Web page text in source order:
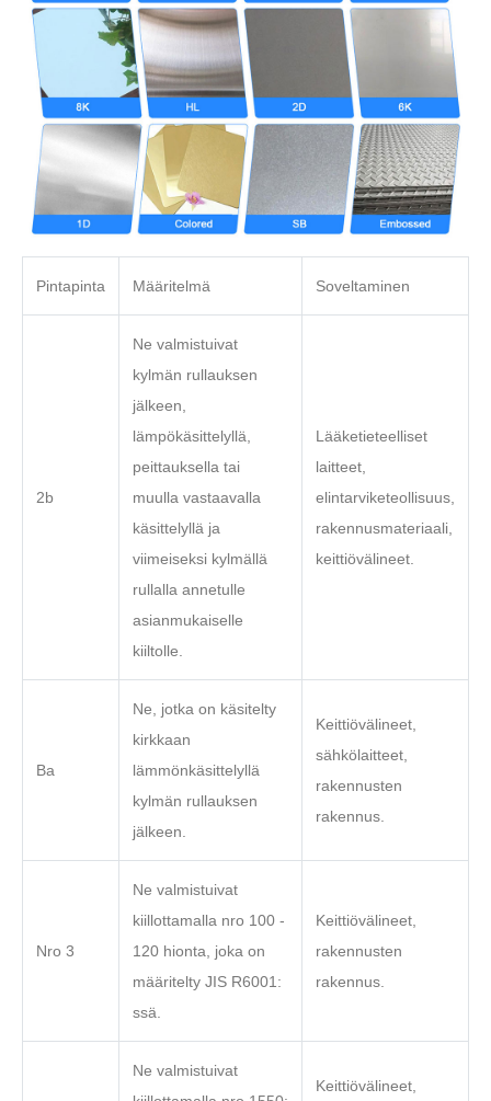
Pintapinta Määritelmä Soveltaminen
2b
Ne valmistuivat
kylmän rullauksen
jälkeen,
lämpökäsittelyllä,
peittauksella tai
muulla vastaavalla
käsittelyllä ja
viimeiseksi kylmällä
rullalla annetulle
asianmukaiselle
kiiltolle.
Lääketieteelliset
laitteet,
elintarviketeollisuus,
rakennusmateriaali,
keittiövälineet.
Ba
Ne, jotka on käsitelty
kirkkaan
lämmönkäsittelyllä
kylmän rullauksen
jälkeen.
Keittiövälineet,
sähkölaitteet,
rakennusten
rakennus.
Nro 3
Ne valmistuivat
kiillottamalla nro 100 -
120 hionta, joka on
määritelty JIS R6001:
ssä.
Keittiövälineet,
rakennusten
rakennus.
Ne valmistuivat
Keittiövälineet,